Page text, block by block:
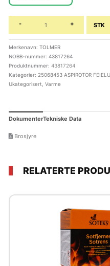
- + STK
Merkenavn: TOLMER
NOBB-nummer: 43817264
Produktnummer: 43817264
Kategorier: 25068453 ASPIROTOR
Ukategorisert Varme
DokumenterTekniske Data
Brosjyre
RELATERTE